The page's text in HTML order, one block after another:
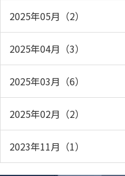
2025年05月（2）
2025年04月（3）
2025年03月（6）
2025年02月（2）
2023年11月（1）